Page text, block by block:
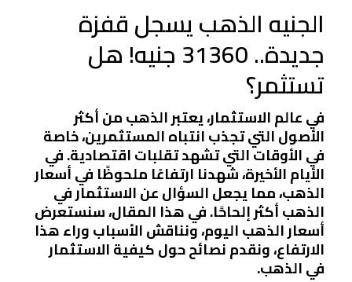
الجنيه الذهب يسجل قفزة
جديدة.. 31360 جنيه! هل
تستثمر؟
في عالم الاستثمار، يعتبر الذهب من أكثر
الأصول التي تجذب انتباه المستثمرين، خاصة
في الأوقات التي تشهد تقلبات اقتصادية. في
الأيام الأخيرة، شهدنا ارتفاعًا ملحوظًا في أسعار
الذهب، مما يجعل السؤال عن الاستثمار في
الذهب أكثر إلحاحًا. في هذا المقال، سنستعرض
أسعار الذهب اليوم، ونناقش الأسباب وراء هذا
الارتفاع، ونقدم نصائح حول كيفية الاستثمار
في الذهب.